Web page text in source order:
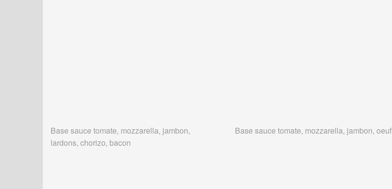
Base sauce tomate, mozzarella, jambon,
lardons, chorizo, bacon
Base sauce tomate, mozzarella, jambon, oeuf